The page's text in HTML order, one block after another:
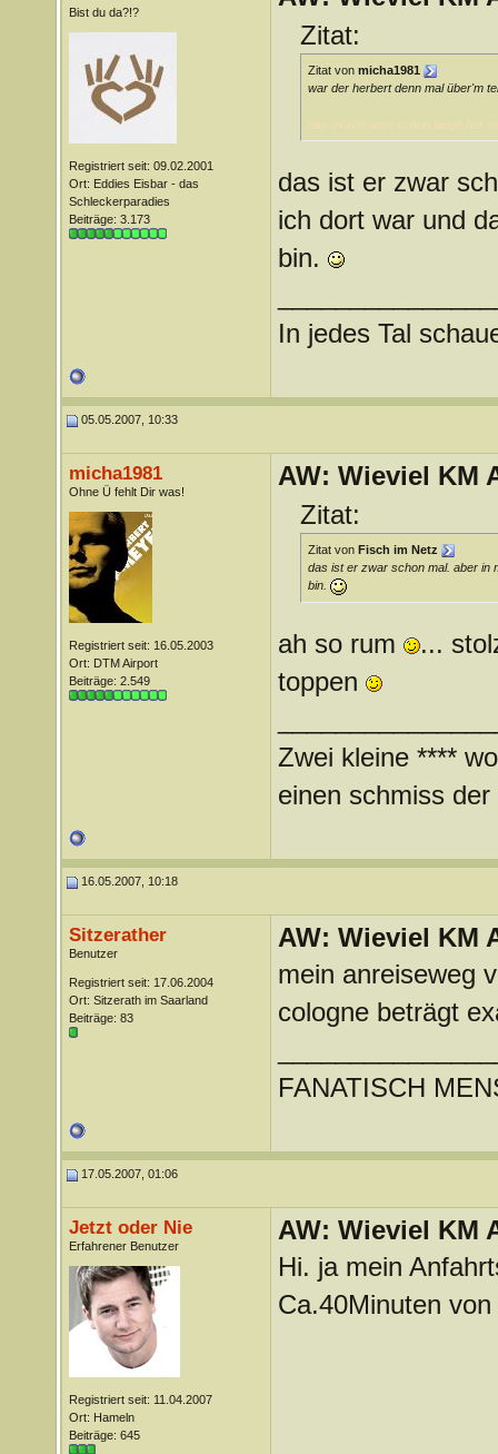
Bist du da?!?
Registriert seit: 09.02.2001
Ort: Eddies Eisbar - das
Schleckerparadies
Beiträge: 3.173
Zitat:
Zitat von micha1981
war der herbert denn mal über'm
das ist er zwar
ich dort war und
bin.
In jedes Tal
05.05.2007, 10:33
micha1981
Ohne Ü fehlt Dir was!
Registriert seit: 16.05.2003
Ort: DTM Airport
Beiträge: 2.549
AW: Wieviel KM
Zitat:
Zitat von Fisch im Netz
das ist er zwar schon mal. aber in
bin.
ah so rum
...
toppen
Zwei kleine ****
einen schmiss
16.05.2007, 10:18
Sitzerather
Benutzer
Registriert seit: 17.06.2004
Ort: Sitzerath im Saarland
Beiträge: 83
AW: Wieviel KM
mein anreiseweg
cologne beträgt
FANATISCH
17.05.2007, 01:06
Jetzt oder Nie
Erfahrener Benutzer
Registriert seit: 11.04.2007
Ort: Hameln
Beiträge: 645
AW: Wieviel KM
Hi. ja mein
Ca.40Minuten